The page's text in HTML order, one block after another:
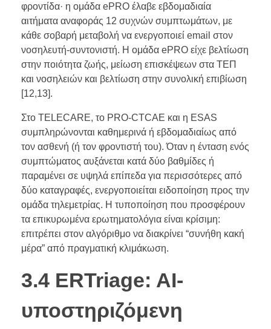
φροντίδα· η ομάδα ePRO έλαβε εβδομαδιαία
αιτήματα αναφοράς 12 συχνών συμπτωμάτων, με
κάθε σοβαρή μεταβολή να ενεργοποιεί email στον
νοσηλευτή-συντονιστή. Η ομάδα ePRO είχε βελτίωση
στην ποιότητα ζωής, μείωση επισκέψεων στα ΤΕΠ
και νοσηλειών και βελτίωση στην συνολική επιβίωση
[12,13].
Στο TELECARE, το PRO-CTCAE και η ESAS
συμπληρώνονται καθημερινά ή εβδομαδιαίως από
τον ασθενή (ή τον φροντιστή του). Όταν η ένταση ενός
συμπτώματος αυξάνεται κατά δύο βαθμίδες ή
παραμένει σε υψηλά επίπεδα για περισσότερες από
δύο καταγραφές, ενεργοποιείται ειδοποίηση προς την
ομάδα τηλεμετρίας. Η τυποποίηση που προσφέρουν
τα επικυρωμένα ερωτηματολόγια είναι κρίσιμη:
επιτρέπει στον αλγόριθμο να διακρίνει “συνήθη κακή
μέρα” από πραγματική κλιμάκωση.
3.4 ERTriage: AI-
υποστηριζόμενη